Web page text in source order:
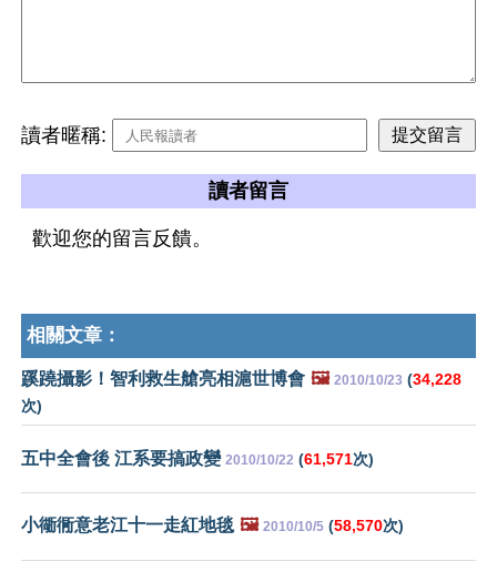
讀者暱稱:
讀者留言
歡迎您的留言反饋。
相關文章：
蹊蹺攝影！智利救生艙亮相滬世博會 🖼️ 2010/10/23 (34,228
次)
五中全會後 江系要搞政變 2010/10/22 (61,571次)
小衚衕意老江十一走紅地毯 🖼️ 2010/10/5 (58,570次)